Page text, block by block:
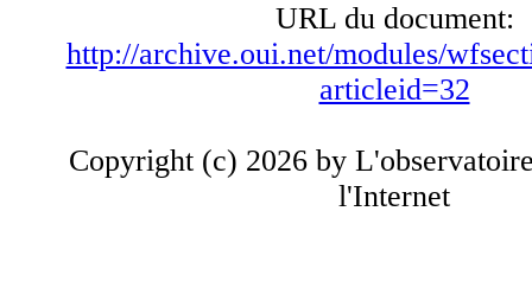
URL du document:
http://archive.oui.net/modules/
articleid=32
Copyright (c) 2026 by
l'Internet